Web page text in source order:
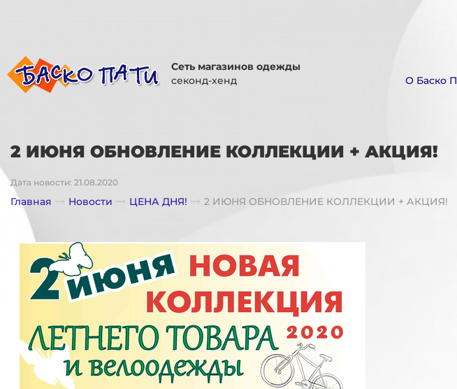
Сеть магазинов одежды
секонд-хенд
О Баско
2 ИЮНЯ ОБНОВЛЕНИЕ КОЛЛЕКЦИИ + АКЦИЯ!
Дата новости: 21.08.2020
Главная Новости ЦЕНА ДНЯ! 2 ИЮНЯ ОБНОВЛЕНИЕ КОЛЛЕКЦИИ + АКЦИЯ!